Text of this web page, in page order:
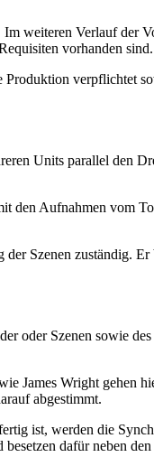
weiteren Verlauf der
vorhanden sind.
Produktion verpflichtet
Units parallel den
den Aufnahmen vom
Szenen zuständig.
oder Szenen sowie
James Wright gehen
abgestimmt.
ist, werden die
dafür neben den